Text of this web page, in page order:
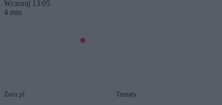
Wczoraj 13:05
4 min
Zero.pl Tematy